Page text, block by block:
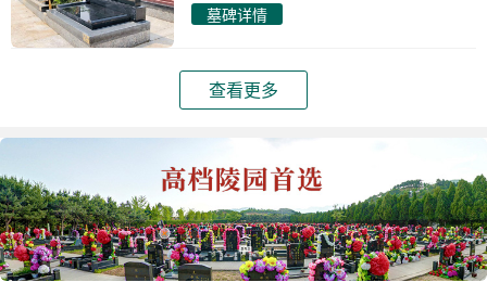
墓碑详情
查看更多